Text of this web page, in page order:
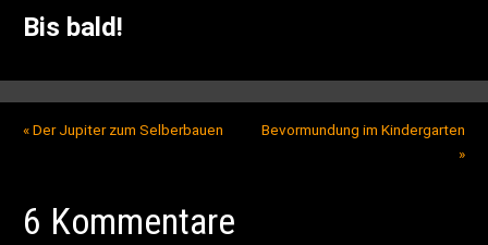
Bis bald!
«Der Jupiter zum Selberbauen
Bevormundung im Kindergarten
»
6 Kommentare